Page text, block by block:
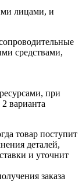
лицами, и
средствами,
при
варианта
товар поступит
деталей,
и уточнит
заказа